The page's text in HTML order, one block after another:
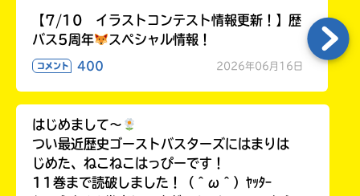
【7/10 イラストコンテスト情報更新！】歴
バス5周年
スペシャル情報！
コメント 400 2026年06月16日
はじめまして〜
つい最近歴史ゴーストバスターズにはまりは
じめた、ねこねこはっぴーです！
11巻まで読破しました！（＾ω＾）ﾔｯﾀｰ